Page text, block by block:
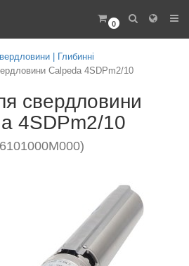
0
| Глибинні
Calpeda 4SDPm2/10
свердловини
4SDPm2/10